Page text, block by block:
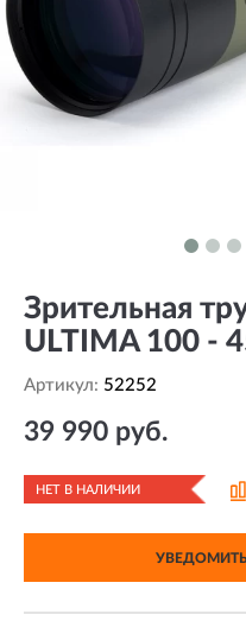
Зрительная
ULTIMA 100 -
Артикул: 52252
39 990 руб.
НЕТ В НАЛИЧИИ